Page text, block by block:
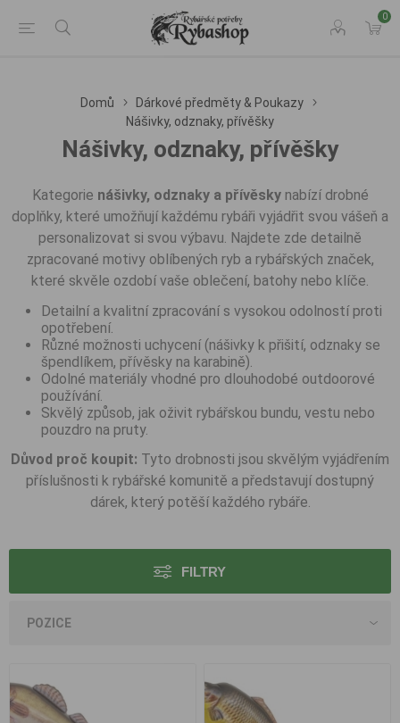
0
Domů
Dárkové předměty & Poukazy
Nášivky, odznaky, přívěšky
Nášivky, odznaky, přívěšky
Kategorie nášivky, odznaky a přívěskynabízí drobné
doplňky, které umožňují každému rybáři vyjádřit svou vášeň a
personalizovat si svou výbavu. Najdete zde detailně
zpracované motivy oblíbených ryb a rybářských značek,
které skvěle ozdobí vaše oblečení, batohy nebo klíče.
Detailní a kvalitní zpracování s vysokou odolností proti
opotřebení.
Různé možnosti uchycení (nášivky k přišití, odznaky se
špendlíkem, přívěsky na karabině).
Odolné materiály vhodné pro dlouhodobé outdoorové
používání.
Skvělý způsob, jak oživit rybářskou bundu, vestu nebo
pouzdro na pruty.
Důvod proč koupit: Tyto drobnosti jsou skvělým vyjádřením
příslušnosti k rybářské komunitě a představují dostupný
dárek, který potěší každého rybáře.
FILTRY